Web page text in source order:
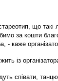
що такі
за кошти
- каже
із
співати,